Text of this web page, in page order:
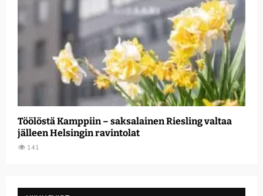
Töölöstä Kamppiin – saksalainen Riesling valtaa
jälleen Helsingin ravintolat
141